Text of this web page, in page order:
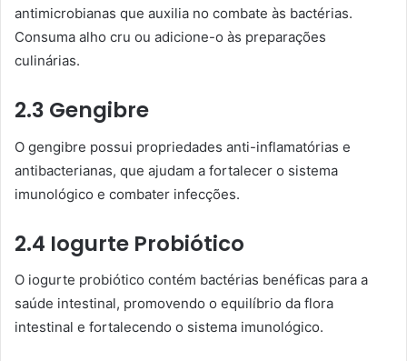
antimicrobianas que auxilia no combate às bactérias.
Consuma alho cru ou adicione-o às preparações
culinárias.
2.3 Gengibre
O gengibre possui propriedades anti-inflamatórias e
antibacterianas, que ajudam a fortalecer o sistema
imunológico e combater infecções.
2.4 Iogurte Probiótico
O iogurte probiótico contém bactérias benéficas para a
saúde intestinal, promovendo o equilíbrio da flora
intestinal e fortalecendo o sistema imunológico.